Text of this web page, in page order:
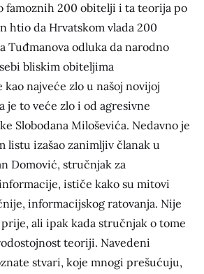
famoznih 200 obitelji i ta teorija po
htio da Hrvatskom vlada 200
Tuđmanova odluka da narodno
bliskim obiteljima
najveće zlo u našoj novijoj
je to veće zlo i od agresivne
Slobodana Miloševića. Nedavno je
listu izašao zanimljiv članak u
Domović, stručnjak za
ističe kako su mitovi
informacijskog ratovanja. Nije
ali ipak kada stručnjak o tome
teoriji. Navedeni
stvari, koje mnogi prešućuju,